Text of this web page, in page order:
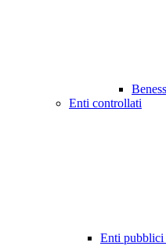
Enti controllati
Enti